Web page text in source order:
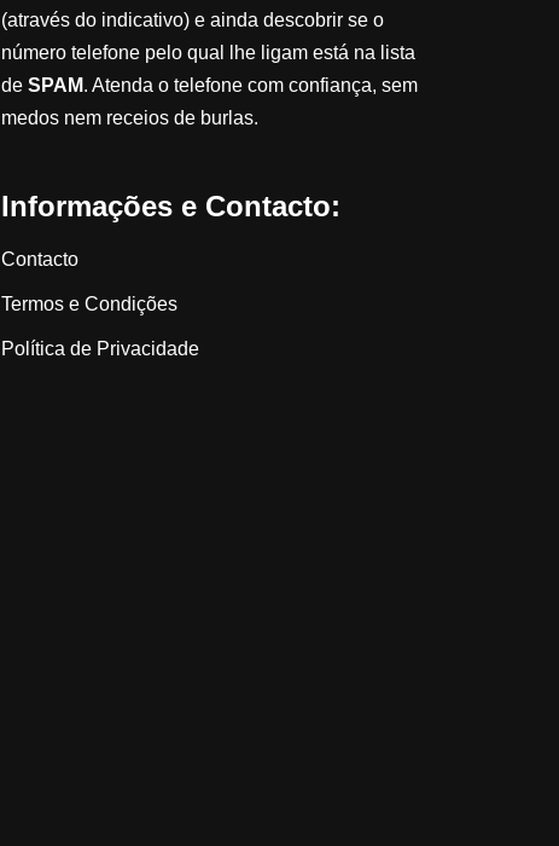
(através do indicativo) e ainda descobrir se o
número telefone pelo qual lhe ligam está na lista
de SPAM. Atenda o telefone com confiança, sem
medos nem receios de burlas.
Informações e Contacto:
Contacto
Termos e Condições
Política de Privacidade